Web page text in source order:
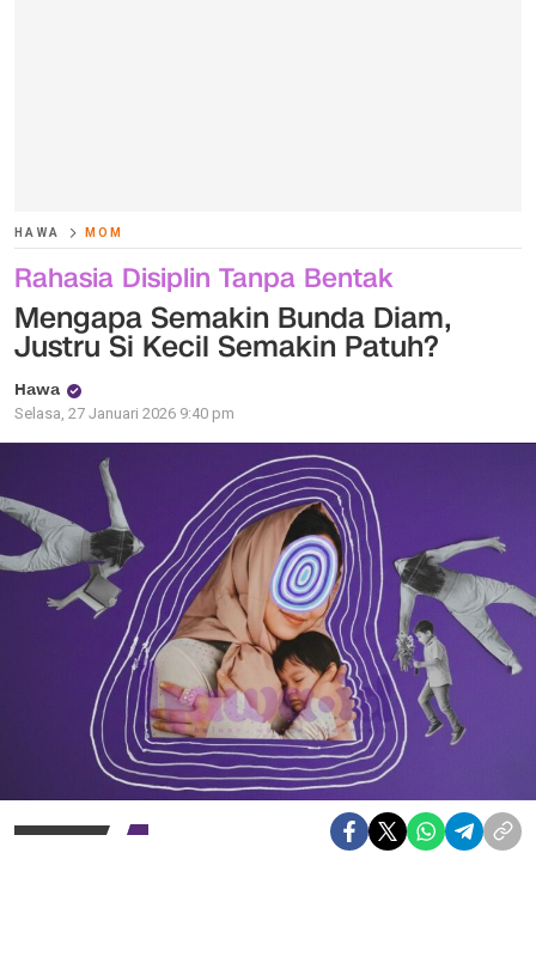
HAWA MOM
Rahasia Disiplin Tanpa Bentak
Mengapa Semakin Bunda Diam,
Justru Si Kecil Semakin Patuh?
Hawa
Selasa, 27 Januari 2026 9:40 pm